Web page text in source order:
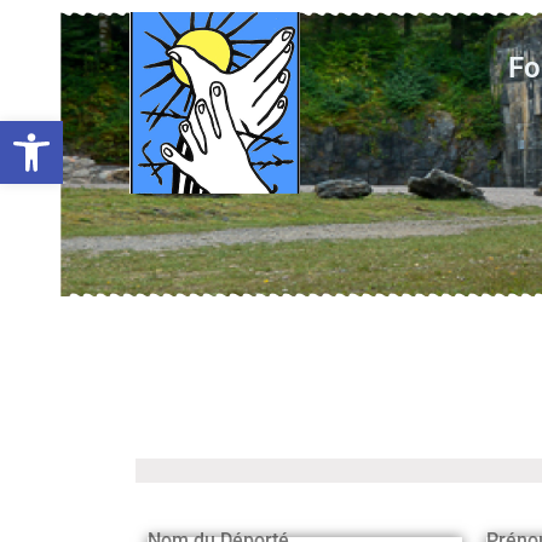
Ouvrir la barre d’outils